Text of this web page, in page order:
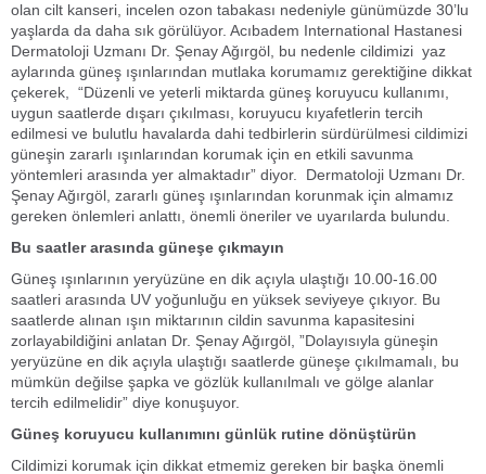
olan cilt kanseri, incelen ozon tabakası nedeniyle günümüzde 30’lu
yaşlarda da daha sık görülüyor. Acıbadem International Hastanesi
Dermatoloji Uzmanı Dr. Şenay Ağırgöl, bu nedenle cildimizi yaz
aylarında güneş ışınlarından mutlaka korumamız gerektiğine dikkat
çekerek, “Düzenli ve yeterli miktarda güneş koruyucu kullanımı,
uygun saatlerde dışarı çıkılması, koruyucu kıyafetlerin tercih
edilmesi ve bulutlu havalarda dahi tedbirlerin sürdürülmesi cildimizi
güneşin zararlı ışınlarından korumak için en etkili savunma
yöntemleri arasında yer almaktadır” diyor. Dermatoloji Uzmanı Dr.
Şenay Ağırgöl, zararlı güneş ışınlarından korunmak için almamız
gereken önlemleri anlattı, önemli öneriler ve uyarılarda bulundu.
Bu saatler arasında güneşe çıkmayın
Güneş ışınlarının yeryüzüne en dik açıyla ulaştığı 10.00-16.00
saatleri arasında UV yoğunluğu en yüksek seviyeye çıkıyor. Bu
saatlerde alınan ışın miktarının cildin savunma kapasitesini
zorlayabildiğini anlatan Dr. Şenay Ağırgöl, ”Dolayısıyla güneşin
yeryüzüne en dik açıyla ulaştığı saatlerde güneşe çıkılmamalı, bu
mümkün değilse şapka ve gözlük kullanılmalı ve gölge alanlar
tercih edilmelidir” diye konuşuyor.
Güneş koruyucu kullanımını günlük rutine dönüştürün
Cildimizi korumak için dikkat etmemiz gereken bir başka önemli